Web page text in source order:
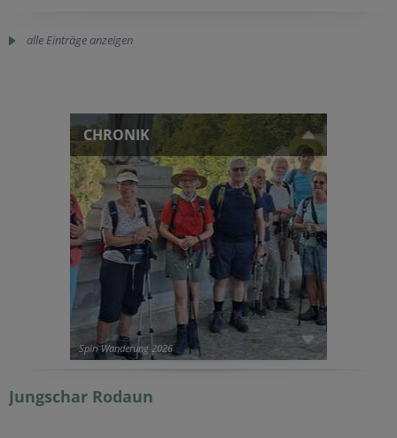
alle Einträge anzeigen
CHRONIK
Spiri Wanderung 2026
Jungschar Rodaun